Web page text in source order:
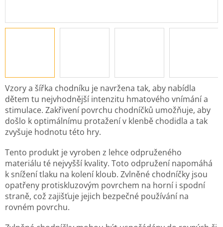
Vzory a šířka chodníku je navržena tak, aby nabídla
dětem tu nejvhodnější intenzitu hmatového vnímání a
stimulace. Zakřivení povrchu chodníčků umožňuje, aby
došlo k optimálnímu protažení v klenbě chodidla a tak
zvyšuje hodnotu této hry.
Tento produkt je vyroben z lehce odpruženého
materiálu té nejvyšší kvality. Toto odpružení napomáhá
k snížení tlaku na kolení kloub. Zvlněné chodníčky jsou
opatřeny protiskluzovým povrchem na horní i spodní
straně, což zajišťuje jejich bezpečné používání na
rovném povrchu.